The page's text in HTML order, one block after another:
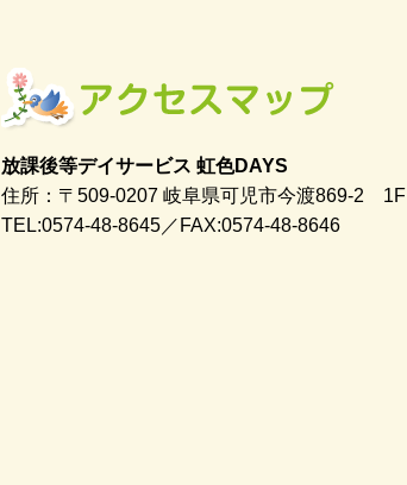
放課後等デイサービス 虹色DAYS
住所：〒509-0207 岐阜県可児市今渡869-2 1F
TEL:0574-48-8645／FAX:0574-48-8646